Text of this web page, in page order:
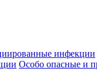
инфекции
Особо опасные и